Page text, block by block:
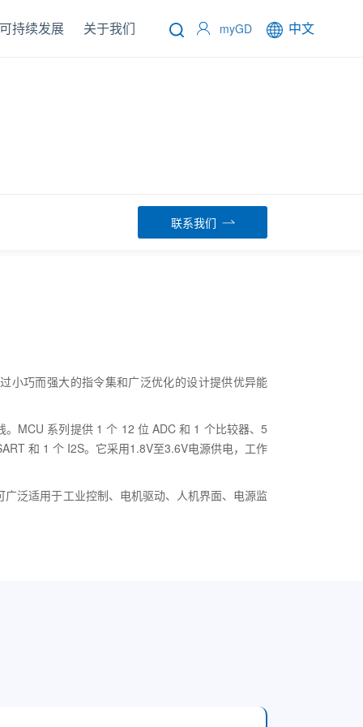
可持续发展 关于我们 myGD 中文
联系我们
小巧而强大的指令集和广泛优化的设计提供优异能
MCU 系列提供 1 个 12 位 ADC 和 1 个比较器、5
和 1 个 I2S。它采用1.8V至3.6V电源供电，工作
泛适用于工业控制、电机驱动、人机界面、电源监